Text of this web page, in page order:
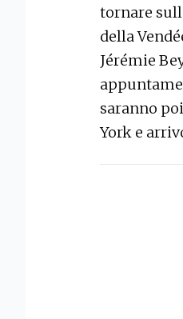
tornare
della
Jérémie
saranno
York e